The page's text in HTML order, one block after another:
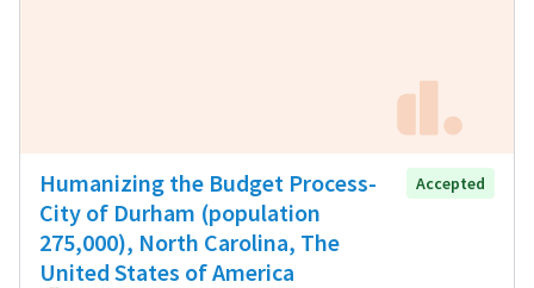
Humanizing the Budget Process-
City of Durham (population
275,000), North Carolina, The
United States of America
Accepted